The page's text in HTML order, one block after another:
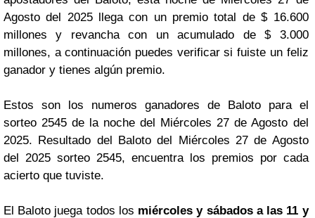
Agosto del 2025 llega con un premio total de $ 16.600
millones y revancha con un acumulado de $ 3.000
millones, a continuación puedes verificar si fuiste un feliz
ganador y tienes algún premio.
Estos son los numeros ganadores de Baloto para el
sorteo 2545 de la noche del Miércoles 27 de Agosto del
2025. Resultado del Baloto del Miércoles 27 de Agosto
del 2025 sorteo 2545, encuentra los premios por cada
acierto que tuviste.
El Baloto juega todos los miércoles y sábados a las 11 y